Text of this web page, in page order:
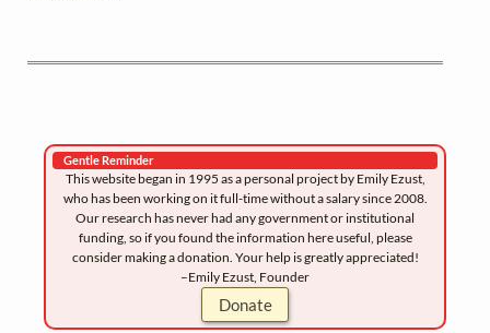
Gentle Reminder
This website began in 1995 as a personal project by Emily Ezust,
who has been working on it full-time without a salary since 2008.
Our research has never had any government or institutional
funding, so if you found the information here useful, please
consider making a donation. Your help is greatly appreciated!
–Emily Ezust, Founder
Donate